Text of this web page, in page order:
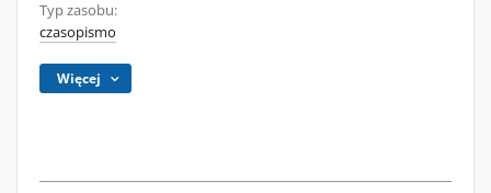
Typ zasobu:
czasopismo
Więcej